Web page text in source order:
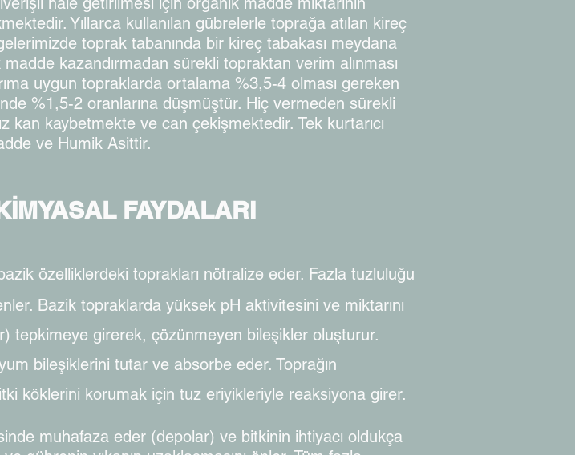
Yıllarca kullanılan gübrelerle toprağa atılan kireç
toprak tabanında bir kireç tabakası meydana
kazandırmadan sürekli topraktan verim alınması
uygun topraklarda ortalama %3,5-4 olması gereken
%1,5-2 oranlarına düşmüştür. Hiç vermeden sürekli
kan kaybetmekte ve can çekişmektedir. Tek kurtarıcı
ve Humik Asittir.
FAYDALARI
özelliklerdeki toprakları nötralize eder. Fazla tuzluluğu
Bazik topraklarda yüksek pH aktivitesini ve miktarını
tepkimeye girerek, çözünmeyen bileşikler oluşturur.
bileşiklerini tutar ve absorbe eder. Toprağın
köklerini korumak için tuz eriyikleriyle reaksiyona girer.
muhafaza eder (depolar) ve bitkinin ihtiyacı oldukça